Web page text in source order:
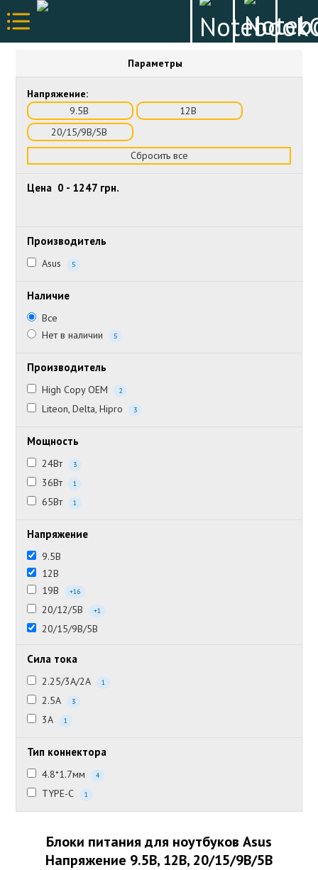
Параметры
Напряжение:
9.5В
12В
20/15/9В/5В
Сбросить все
Цена 0 - 1247 грн.
Производитель
Asus 5
Наличие
Все
Нет в наличии
5
Производитель
High Copy OEM 2
Liteon, Delta, Hipro 3
Мощность
24Вт 3
36Вт 1
65Вт 1
Напряжение
9.5В
12В
19В
+16
20/12/5В +1
20/15/9В/5В
Сила тока
2.25/3А/2А 1
2.5А 3
3А 1
Тип коннектора
4.8*1.7мм 4
TYPE-C 1
Блоки питания для ноутбуков Asus
Напряжение 9.5В, 12В, 20/15/9В/5В